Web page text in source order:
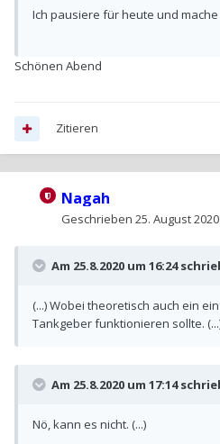
Ich pausiere für heute und
Schönen Abend
Zitieren
Nagah
Geschrieben 25. August 2020
Am 25.8.2020 um 16:24
(...) Wobei theoretisch auch ein
Tankgeber funktionieren sollte.
Am 25.8.2020 um 17:14
Nö, kann es nicht. (...)